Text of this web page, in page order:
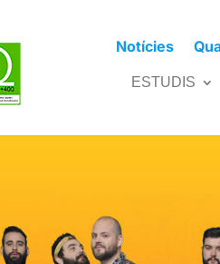
ESTUDIS
Notícies
TIMBRE
|